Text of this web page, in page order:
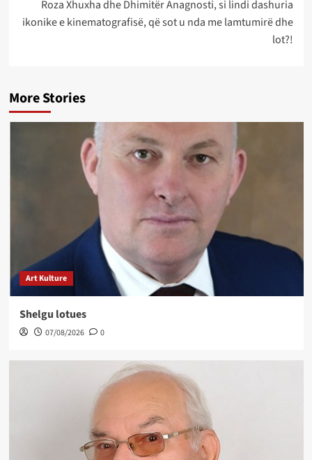
Roza Xhuxha dhe Dhimitër Anagnosti, si lindi dashuria
ikonike e kinematografisë, që sot u nda me lamtumirë dhe
lot?!
More Stories
Art Kulture
Shelgu lotues
07/08/2026 0